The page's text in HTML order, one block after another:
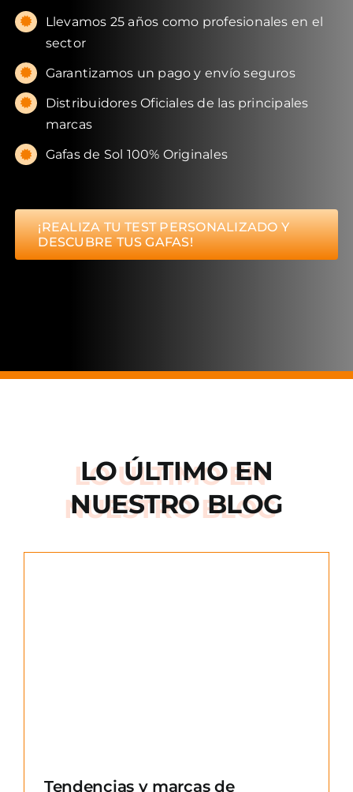
Llevamos 25 años como profesionales en el
sector
Garantizamos un pago y envío seguros
Distribuidores Oficiales de las principales
marcas
Gafas de Sol 100% Originales
¡REALIZA TU TEST PERSONALIZADO Y
DESCUBRE TUS GAFAS!
LO ÚLTIMO EN
NUESTRO BLOG
Tendencias y marcas de